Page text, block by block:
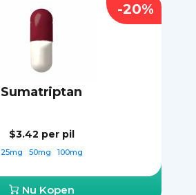
Sumatriptan
$3.42 per pil
25mg 50mg 100mg
Nu Kopen
-20%